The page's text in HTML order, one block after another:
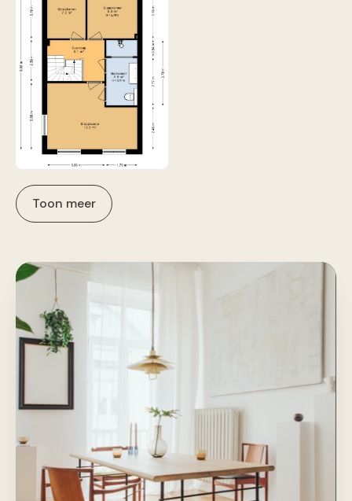
Toon meer